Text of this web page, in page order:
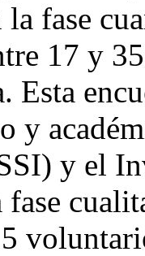
la fase
17 y
Esta
y
y el